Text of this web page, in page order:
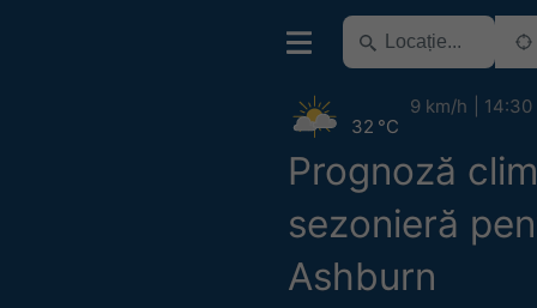
Prognoză
sezonieră
Ashburn
32 °C
9 km/h 14:30